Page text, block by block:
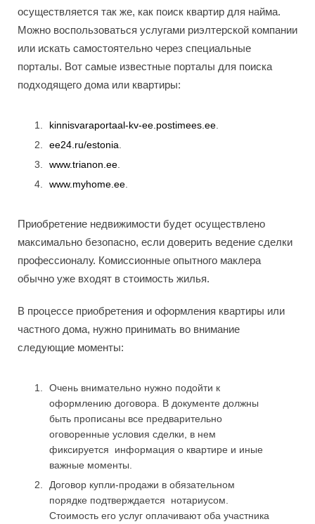
осуществляется так же, как поиск квартир для найма.
Можно воспользоваться услугами риэлтерской компании
или искать самостоятельно через специальные
порталы. Вот самые известные порталы для поиска
подходящего дома или квартиры:
kinnisvaraportaal-kv-ee.postimees.ee
ee24.ru/estonia
www.trianon.ee
www.myhome.ee
Приобретение недвижимости будет осуществлено
максимально безопасно, если доверить ведение сделки
профессионалу. Комиссионные опытного маклера
обычно уже входят в стоимость жилья.
В процессе приобретения и оформления квартиры или
частного дома, нужно принимать во внимание
следующие моменты:
Очень внимательно нужно подойти к
оформлению договора. В документе должны
быть прописаны все предварительно
оговоренные условия сделки, в нем
фиксируется информация о квартире и иные
важные моменты.
Договор купли-продажи в обязательном
порядке подтверждается нотариусом.
Стоимость его услуг оплачивают оба участника